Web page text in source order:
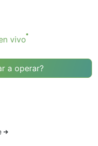
vivo
a operar?